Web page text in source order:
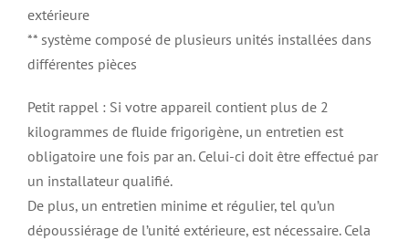
extérieure
** système composé de plusieurs unités installées dans
différentes pièces
Petit rappel : Si votre appareil contient plus de 2
kilogrammes de fluide frigorigène, un entretien est
obligatoire une fois par an. Celui-ci doit être effectué par
un installateur qualifié.
De plus, un entretien minime et régulier, tel qu’un
dépoussiérage de l’unité extérieure, est nécessaire. Cela